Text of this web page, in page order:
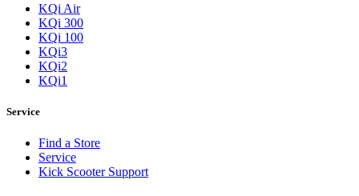
KQi Air
KQi 300
KQi 100
KQi3
KQi2
KQi1
Service
Find a Store
Service
Kick Scooter Support